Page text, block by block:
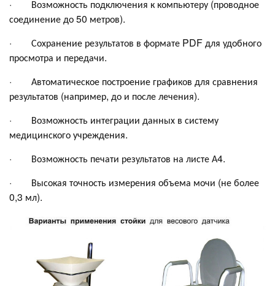
· Возможность подключения к компьютеру (проводное
соединение до 50 метров).
· Сохранение результатов в формате PDF для удобного
просмотра и передачи.
· Автоматическое построение графиков для сравнения
результатов (например, до и после лечения).
· Возможность интеграции данных в систему
медицинского учреждения.
· Возможность печати результатов на листе А4.
· Высокая точность измерения объема мочи (не более
0,3 мл).